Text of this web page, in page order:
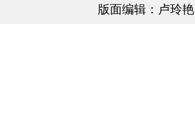
版面编辑：卢玲艳